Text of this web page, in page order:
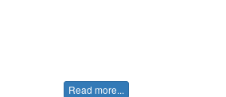
Read more...